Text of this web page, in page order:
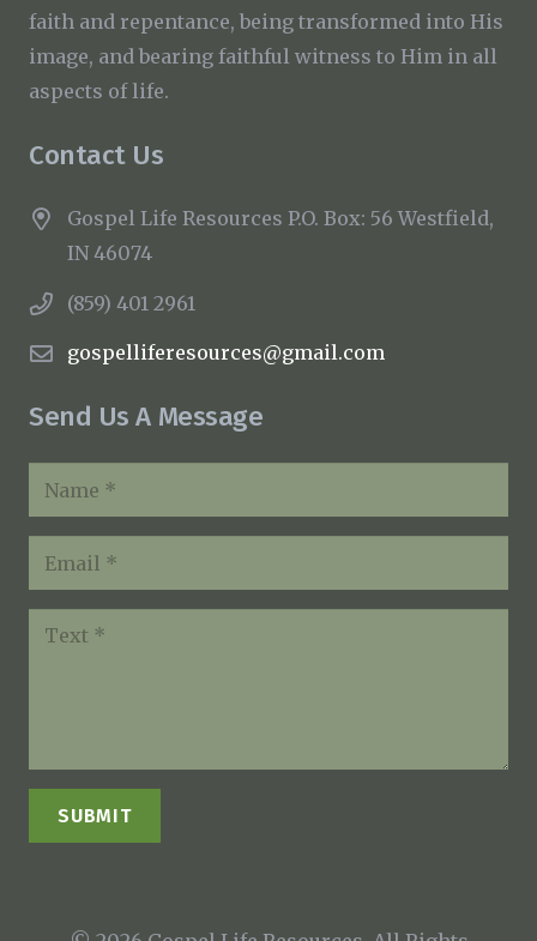
faith and repentance, being transformed into His
image, and bearing faithful witness to Him in all
aspects of life.
Contact Us
Gospel Life Resources P.O. Box: 56 Westfield,
IN 46074
(859) 401 2961
gospelliferesources@gmail.com
Send Us A Message
SUBMIT